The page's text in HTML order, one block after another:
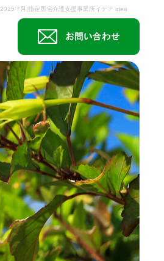
2025 7月|指定居宅介護支援事業所イデア idea